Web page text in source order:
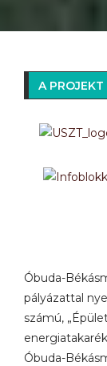
A PROJEKT
Óbuda-
pályázattal
számú,
Óbuda-